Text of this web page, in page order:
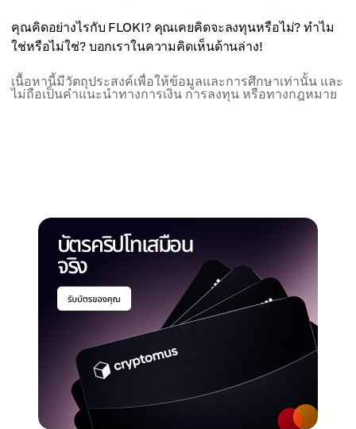
คุณคิดอย่างไรกับ FLOKI? คุณเคยคิดจะลงทุนหรือไม่? ทำไม
ใช่หรือไม่ใช่? บอกเราในความคิดเห็นด้านล่าง!
เนื้อหานี้มีวัตถุประสงค์เพื่อให้ข้อมูลและการศึกษาเท่านั้น และ
ไม่ถือเป็นคำแนะนำทางการเงิน การลงทุน หรือทางกฎหมาย